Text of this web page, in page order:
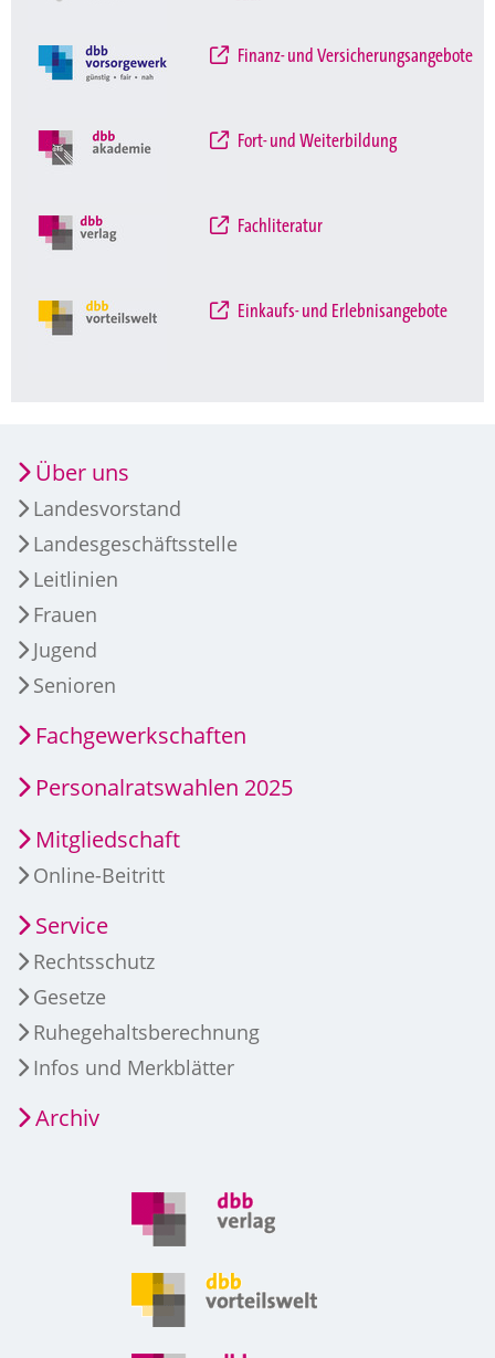
Finanz- und Versicherungsangebote
Fort- und Weiterbildung
Fachliteratur
Einkaufs- und Erlebnisangebote
Über uns
Landesvorstand
Landesgeschäftsstelle
Leitlinien
Frauen
Jugend
Senioren
Fachgewerkschaften
Personalratswahlen 2025
Mitgliedschaft
Online-Beitritt
Service
Rechtsschutz
Gesetze
Ruhegehaltsberechnung
Infos und Merkblätter
Archiv